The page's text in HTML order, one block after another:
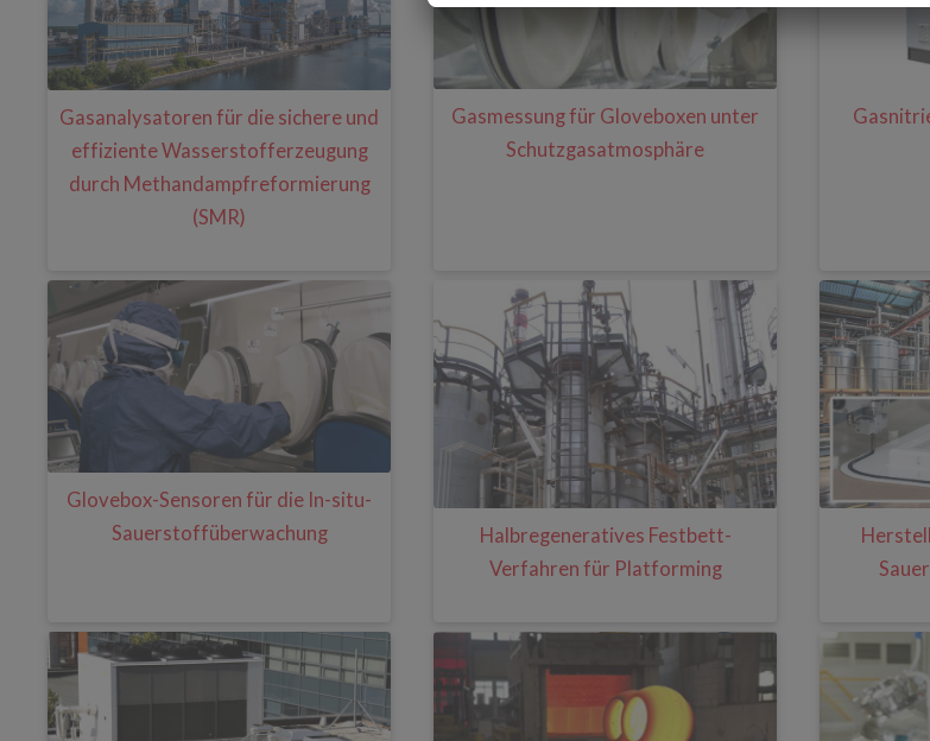
Gasanalysatoren für die sichere und
effiziente Wasserstofferzeugung
durch Methandampfreformierung
(SMR)
Gasmessung für Gloveboxen unter
Schutzgasatmosphäre
Glovebox-Sensoren für die In-situ-
Sauerstoffüberwachung
Halbregeneratives Festbett-
Verfahren für Platforming